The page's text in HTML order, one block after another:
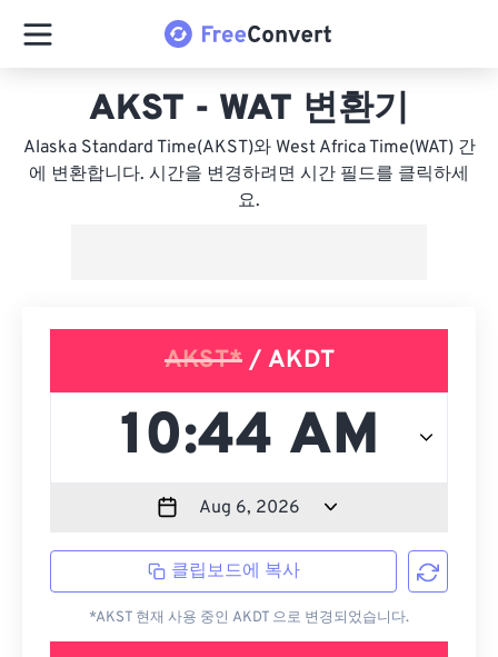
AKST - WAT 변환기
Alaska Standard Time(AKST)와 West Africa Time(WAT) 간
에 변환합니다. 시간을 변경하려면 시간 필드를 클릭하세
요.
AKST*/ AKDT
클립보드에 복사
*AKST 현재 사용 중인 AKDT 으로 변경되었습니다.